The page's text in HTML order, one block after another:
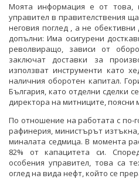
Моята информация е от това,
управител в правителствения
неговия поглед , а не
допълни: Има осигурени
револвиращо, зависи от
заключат доставки за
използват инструменти като
наличния оборотен капитал.
България, като отделни сделки
директора на митниците, поясни
По отношение на работата с по-
рафинерия, министърът
миналата седмица. В момента
82% от капацитета си.
особения управител, това са
оглед на вида нефт, който се